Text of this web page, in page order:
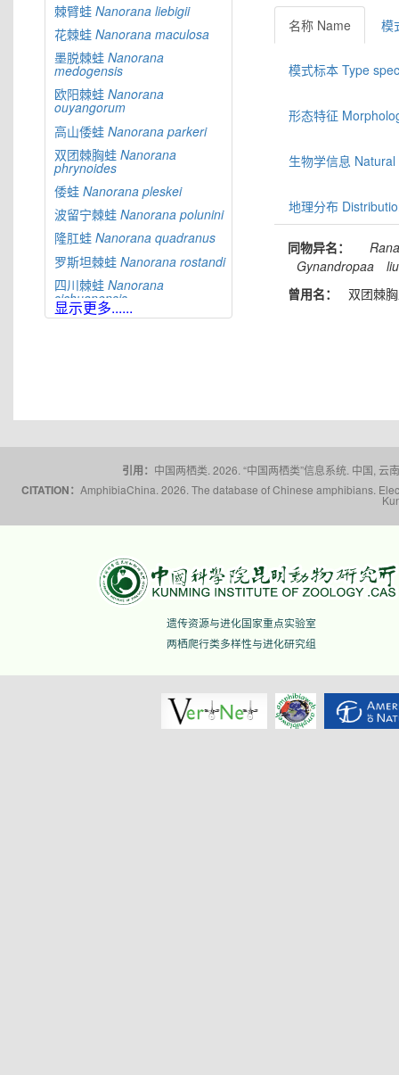
棘臂蛙 Nanorana liebigii
花棘蛙 Nanorana maculosa
墨脱棘蛙 Nanorana
medogensis
欧阳棘蛙 Nanorana
ouyangorum
高山倭蛙 Nanorana parkeri
双团棘胸蛙 Nanorana
phrynoides
倭蛙 Nanorana pleskei
波留宁棘蛙 Nanorana polunini
隆肛蛙 Nanorana quadranus
罗斯坦棘蛙 Nanorana rostandi
四川棘蛙 Nanorana
sichuanensis
太行隆肛蛙Nanorana
文山棘蛙Nanorana
Nanorana
yunnanensis
显示更多......
名称 Name 模
模式标本 Type
形态特征
生物学信息
地理分布
同物异名：
Rana
Gynandropaa
曾用名：
双团棘
引用： 中国两栖类. 2026. “中国两栖类”信息系统. 中国,
CITATION： AmphibiaChina. 2026. The database of Chinese amphibians.
遗传资源与进化国家重点实验室
两栖爬行类多样性与进化研究组